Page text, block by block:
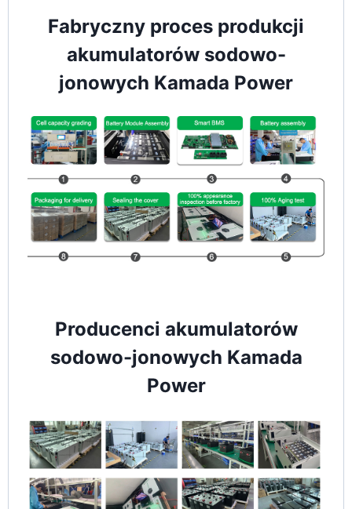
Fabryczny proces produkcji
akumulatorów sodowo-
jonowych Kamada Power
Producenci akumulatorów
sodowo-jonowych Kamada
Power